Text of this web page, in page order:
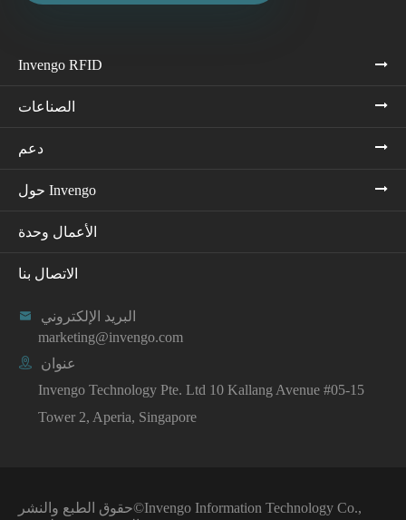
Invengo RFID
الصناعات
دعم
حول Invengo
الأعمال وحدة
الاتصال بنا

البريد الإلكتروني
marketing@invengo.com

عنوان
Invengo Technology Pte. Ltd 10 Kallang Avenue #05-15
Tower 2, Aperia, Singapore
حقوق الطبع والنشر©Invengo Information Technology Co.,